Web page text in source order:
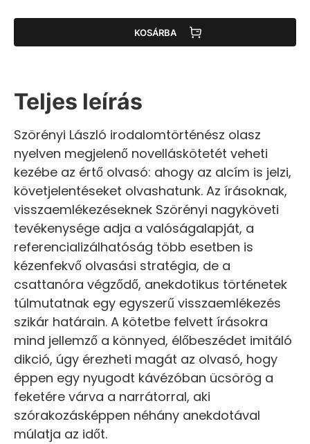
KOSÁRBA
Teljes leírás
Szörényi László irodalomtörténész olasz
nyelven megjelenő novelláskötetét veheti
kezébe az értő olvasó: ahogy az alcím is jelzi,
követjelentéseket olvashatunk. Az írásoknak,
visszaemlékezéseknek Szörényi nagyköveti
tevékenysége adja a valóságalapját, a
referencializálhatóság több esetben is
kézenfekvő olvasási stratégia, de a
csattanóra végződő, anekdotikus történetek
túlmutatnak egy egyszerű visszaemlékezés
szikár határain. A kötetbe felvett írásokra
mind jellemző a könnyed, élőbeszédet imitáló
dikció, úgy érezheti magát az olvasó, hogy
éppen egy nyugodt kávézóban ücsörög a
feketére várva a narrátorral, aki
szórakozásképpen néhány anekdotával
múlatja az időt.